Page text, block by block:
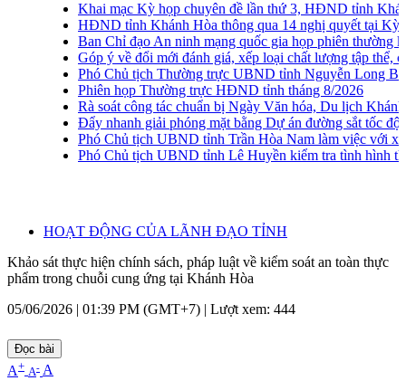
Khai mạc Kỳ họp chuyên đề lần thứ 3, HĐND tỉnh
HĐND tỉnh Khánh Hòa thông qua 14 nghị quyết tại Kỳ
Ban Chỉ đạo An ninh mạng quốc gia họp phiên thường
Góp ý về đổi mới đánh giá, xếp loại chất lượng tập thể,
Phó Chủ tịch Thường trực UBND tỉnh Nguyễn Long
Phiên họp Thường trực HĐND tỉnh tháng 8/2026
Rà soát công tác chuẩn bị Ngày Văn hóa, Du lịch Khánh
Đẩy nhanh giải phóng mặt bằng Dự án đường sắt tốc độ
Phó Chủ tịch UBND tỉnh Trần Hòa Nam làm việc với
Phó Chủ tịch UBND tỉnh Lê Huyền kiểm tra tình hình
HOẠT ĐỘNG CỦA LÃNH ĐẠO TỈNH
Khảo sát thực hiện chính sách, pháp luật về kiểm soát an toàn thực
phẩm trong chuỗi cung ứng tại Khánh Hòa
05/06/2026 | 01:39 PM (GMT+7) | Lượt xem: 444
Đọc bài
A+ A- A